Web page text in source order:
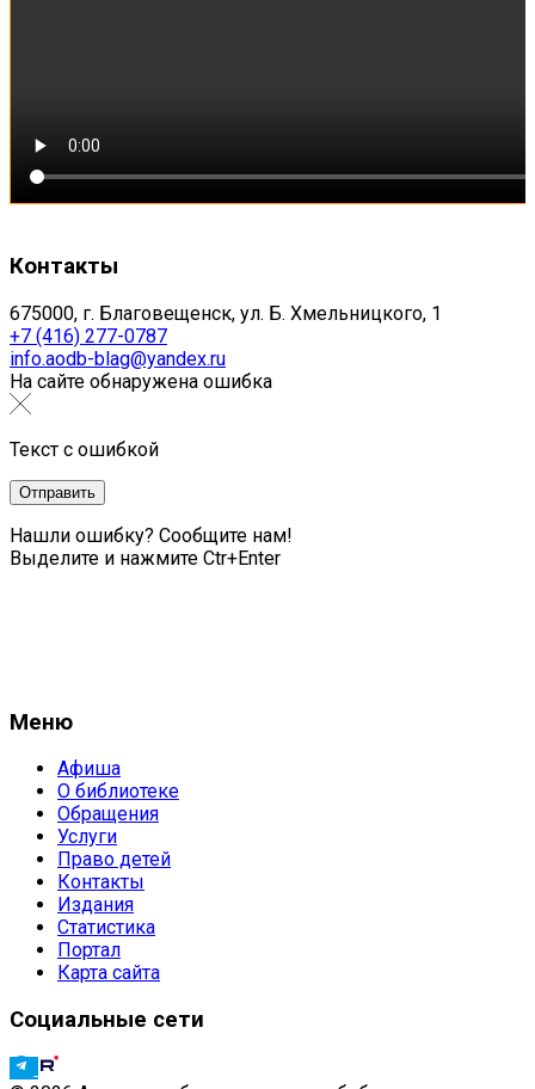
Контакты
675000, г. Благовещенск, ул. Б. Хмельницкого, 1
+7 (416) 277-0787
info.aodb-blag@yandex.ru
На сайте обнаружена ошибка
Текст с ошибкой
Нашли ошибку? Сообщите нам!
Выделите и нажмите Ctr+Enter
Меню
Афиша
О библиотеке
Обращения
Услуги
Право детей
Контакты
Издания
Статистика
Портал
Карта сайта
Социальные сети